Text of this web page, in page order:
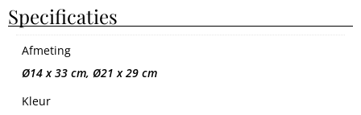
Specificaties
Afmeting
Ø14 x 33 cm, Ø21 x 29 cm
Kleur